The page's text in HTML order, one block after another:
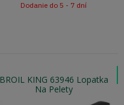
Dodanie do 5 - 7 dní
BROIL KING 63946 Lopatka
Na Pelety